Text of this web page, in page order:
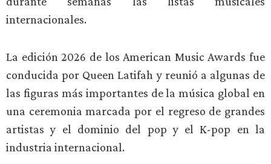
internacionales.
La edición 2026 de los American Music Awards fue
conducida por Queen Latifah y reunió a algunas de
las figuras más importantes de la música global en
una ceremonia marcada por el regreso de grandes
artistas y el dominio del pop y el K-pop en la
industria internacional.